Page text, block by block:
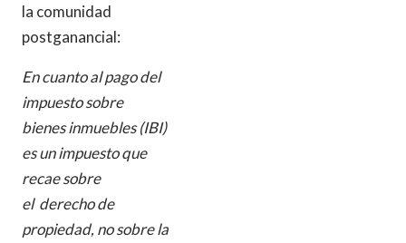
la comunidad
postganancial:
En cuanto al pago del
impuesto sobre
bienes inmuebles (IBI)
es un impuesto que
recae sobre
el derecho de
propiedad, no sobre la